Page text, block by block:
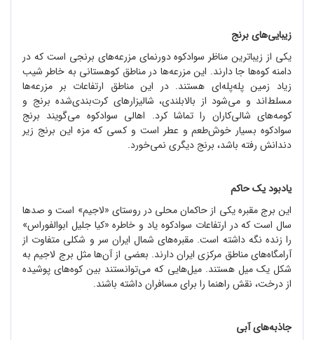
زیباییهای برنج
یکی از زیباترین مناظر سوادکوه دورنمای مزرعههای برنجی است که در
دامنه کوهها جا دارند. این مزرعهها در مناطق کوهستانی به خاطر شیب
زیاد زمین پلهپلهای هستند. در این مناطق ارتفاعات بر مزرعهها
مسلطاند و میشود از بالابلندی، شالیزارهای کرتبندیشده برنج و
کومههای شالیکاران را تماشا کرد. اهالی سوادکوه میگویند برنج
سوادکوه بسیار خوشطعم و عطر است و کسی که مزه این برنج زیر
دندانش رفته باشد، برنج دیگری نمیخورد.
یادبود یک حاکم
این برج مقبره یکی از حاکمان محلی در روستای «لاجیم» است و صدها
سال است که در ارتفاعات سوادکوه یاد و خاطره «کیا جلیل ابوالفوراس»
را زنده نگه داشته است. مقبرههای شمال ایران سر و شکلی متفاوت از
آرامگاههای مناطق مرکزی ایران دارند. بعضی از آنها مثل برج لاجیم به
شکل یک میل هستند. میلهایی که میتوانستند بین کوههای پوشیده
از درخت، نقش راهنما را برای مسافران داشته باشند.
جاذبههای آبی